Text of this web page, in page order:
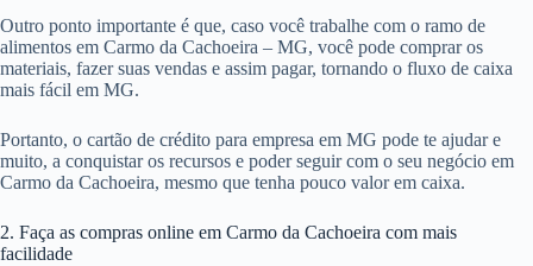
Outro ponto importante é que, caso você trabalhe com o ramo de
alimentos em Carmo da Cachoeira – MG, você pode comprar os
materiais, fazer suas vendas e assim pagar, tornando o fluxo de caixa
mais fácil em MG.
Portanto, o cartão de crédito para empresa em MG pode te ajudar e
muito, a conquistar os recursos e poder seguir com o seu negócio em
Carmo da Cachoeira, mesmo que tenha pouco valor em caixa.
2. Faça as compras online em Carmo da Cachoeira com mais
facilidade